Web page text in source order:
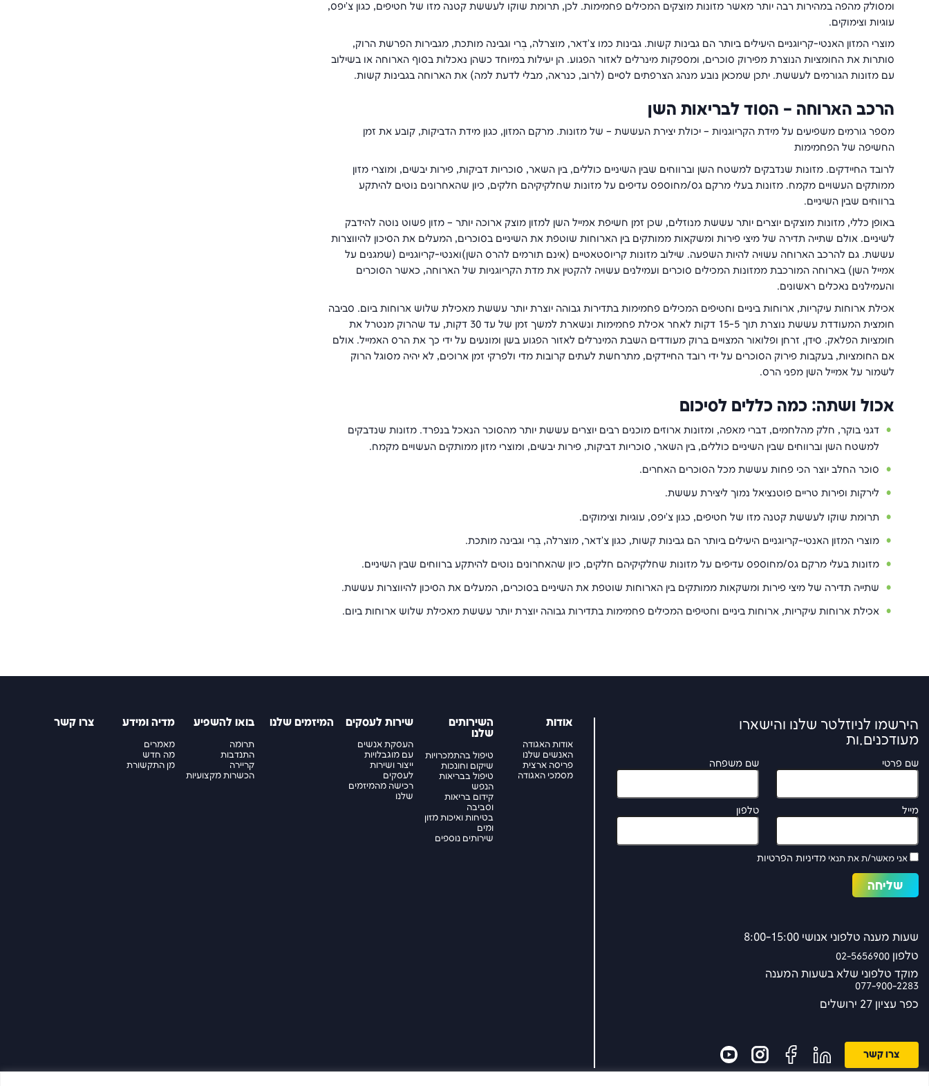
ומסולק מהפה במהירות רבה יותר מאשר מזונות מוצקים המכילים פחמימות. לכן, תרומת שוקו לעששת קטנה מזו של חטיפים, כגון צ'יפס,
עוגיות וצימוקים.
מוצרי המזון האנטי-קריוגניים היעילים ביותר הם גבינות קשות. גבינות כמו צ'דאר, מוצרלה, בְרי וגבינה מותכת, מגבירות הפרשת הרוק,
סותרות את החומציות הנוצרת מפירוק סוכרים, ומספקות מינרלים לאזור הפגוע. הן יעילות במיוחד כשהן נאכלות בסוף הארוחה או בשילוב
עם מזונות הגורמים לעששת. יתכן שמכאן נובע מנהג הצרפתים לסיים (לרוב, כנראה, מבלי לדעת למה) את הארוחה בגבינות קשות.
הרכב הארוחה – הסוד לבריאות השן
מספר גורמים משפיעים על מידת הקריוגניות – יכולת יצירת העששת – של מזונות. מרקם המזון, כגון מידת הדביקות, קובע את זמן
החשיפה של הפחמימות
לרובד החיידקים. מזונות שנדבקים למשטח השן וברווחים שבין השיניים כוללים, בין השאר, סוכריות דביקות, פירות יבשים, ומוצרי מזון
ממותקים העשויים מקמח. מזונות בעלי מרקם גס/מחוספס עדיפים על מזונות שחלקיקיהם חלקים, כיון שהאחרונים נוטים להיתקע
ברווחים שבין השיניים.
באופן כללי, מזונות מוצקים יוצרים יותר עששת מנוזלים, שכן זמן חשיפת אמייל השן למזון מוצק ארוכה יותר – מזון פשוט נוטה להידבק
לשיניים. אולם שתייה תדירה של מיצי פירות ומשקאות ממותקים בין הארוחות שוטפת את השיניים בסוכרים, המעלים את הסיכון להיווצרות
עששת. גם להרכב הארוחה עשויה להיות השפעה. שילוב מזונות קריוסטאטיים (אינם תורמים להרס השן)ואנטי-קריוגניים (שמגנים על
אמייל השן) בארוחה המורכבת ממזונות המכילים סוכרים ועמילנים עשויה להקטין את מדת הקריוגניות של הארוחה, כאשר הסוכרים
והעמילנים נאכלים ראשונים.
אכילת ארוחות עיקריות, ארוחות ביניים וחטיפים המכילים פחמימות בתדירות גבוהה יוצרת יותר עששת מאכילת שלוש ארוחות ביום. סביבה
חומצית המעודדת עששת נוצרת תוך 15-5 דקות לאחר אכילת פחמימות ונשארת למשך זמן של עד 30 דקות, עד שהרוק מנטרל את
חומציות הפלאק. סידן, זרחן ופלואור המצויים ברוק מעודדים השבת המינרלים לאזור הפגוע בשן ומונעים על ידי כך את הרס האמייל. אולם
אם החומציות, בעקבות פירוק הסוכרים על ידי רובד החיידקים, מתרחשת לעתים קרובות מדי ולפרקי זמן ארוכים, לא יהיה מסוגל הרוק
לשמור על אמייל השן מפני הרס.
אכול ושתה: כמה כללים לסיכום
דגני בוקר, חלק מהלחמים, דברי מאפה, ומזונות ארוזים מוכנים רבים יוצרים עששת יותר מהסוכר הנאכל בנפרד. מזונות שנדבקים
למשטח השן וברווחים שבין השיניים כוללים, בין השאר, סוכריות דביקות, פירות יבשים, ומוצרי מזון ממותקים העשויים מקמח.
סוכר החלב יוצר הכי פחות עששת מכל הסוכרים האחרים.
לירקות ופירות טריים פוטנציאל נמוך ליצירת עששת.
תרומת שוקו לעששת קטנה מזו של חטיפים, כגון צ'יפס, עוגיות וצימוקים.
מוצרי המזון האנטי-קריוגניים היעילים ביותר הם גבינות קשות, כגון צ'דאר, מוצרלה, בְרי וגבינה מותכת.
מזונות בעלי מרקם גס/מחוספס עדיפים על מזונות שחלקיקיהם חלקים, כיון שהאחרונים נוטים להיתקע ברווחים שבין השיניים.
שתייה תדירה של מיצי פירות ומשקאות ממותקים בין הארוחות שוטפת את השיניים בסוכרים, המעלים את הסיכון להיווצרות עששת.
אכילת ארוחות עיקריות, ארוחות ביניים וחטיפים המכילים פחמימות בתדירות גבוהה יוצרת יותר עששת מאכילת שלוש ארוחות ביום.
הירשמו לניוזלטר שלנו והישארו
מעודכנים.ות
שם פרטי שם משפחה
מייל טלפון
אני מאשר/ת את תנאי מדיניות הפרטיות
שעות מענה טלפוני אנושי 8:00-15:00
טלפון 02-5656900
מוקד טלפוני שלא בשעות המענה
077-900-2283
כפר עציון 27 ירושלים
צרו קשר
אודות
אודות האגודה
האנשים שלנו
פריסה ארצית
מסמכי האגודה
השירותים
שלנו
טיפול בהתמכרויות
שיקום וחונכות
טיפול בבריאות
הנפש
קידום בריאות
וסביבה
בטיחות ואיכות מזון
ומים
שירותים נוספים
שירות לעסקים
העסקת אנשים
עם מוגבלויות
ייצור ושירות
לעסקים
רכישה מהמיזמים
שלנו
המיזמים שלנו בואו להשפיע
תרומה
התנדבות
קריירה
הכשרות מקצועיות
מדיה ומידע
מאמרים
מה חדש
מן התקשורת
צרו קשר